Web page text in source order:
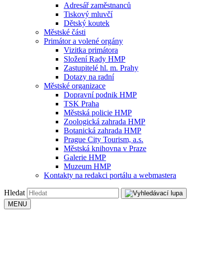
Adresář zaměstnanců
Tiskový mluvčí
Dětský koutek
Městské části
Primátor a volené orgány
Vizitka primátora
Složení Rady HMP
Zastupitelé hl. m. Prahy
Dotazy na radní
Městské organizace
Dopravní podnik HMP
TSK Praha
Městská policie HMP
Zoologická zahrada HMP
Botanická zahrada HMP
Prague City Tourism, a.s.
Městská knihovna v Praze
Galerie HMP
Muzeum HMP
Kontakty na redakci portálu a webmastera
Hledat
MENU